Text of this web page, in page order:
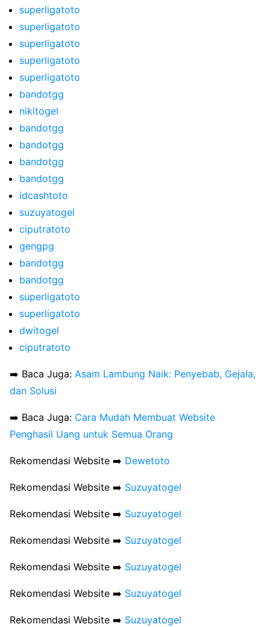
superligatoto
superligatoto
superligatoto
superligatoto
superligatoto
bandotgg
nikitogel
bandotgg
bandotgg
bandotgg
bandotgg
idcashtoto
suzuyatogel
ciputratoto
gengpg
bandotgg
bandotgg
superligatoto
superligatoto
dwitogel
ciputratoto
➡️ Baca Juga: Asam Lambung Naik: Penyebab, Gejala,
dan Solusi
➡️ Baca Juga: Cara Mudah Membuat Website
Penghasil Uang untuk Semua Orang
Rekomendasi Website ➡️ Dewetoto
Rekomendasi Website ➡️ Suzuyatogel
Rekomendasi Website ➡️ Suzuyatogel
Rekomendasi Website ➡️ Suzuyatogel
Rekomendasi Website ➡️ Suzuyatogel
Rekomendasi Website ➡️ Suzuyatogel
Rekomendasi Website ➡️ Suzuyatogel